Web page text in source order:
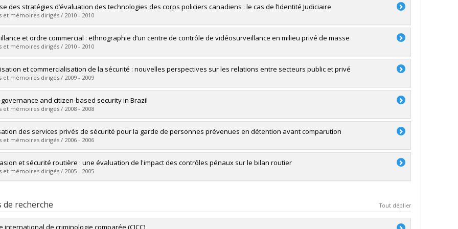
le document dans Papyrus
:Laurin, Patrick
Maîtrise
obtenu :M. Sc.
le document dans Papyrus
des stratégies d’évaluation des technologies des corps policiers canadiens : le cas de l’Identité Judiciaire
et mémoires dirigés / 2010 - 2010
:Beaudoin, Alexandre
Maîtrise
obtenu :M. Sc.
le document dans Papyrus
et ordre commercial : ethnographie d’un centre de contrôle de vidéosurveillance en milieu privé de masse
et mémoires dirigés / 2010 - 2010
:Pratte, Anne-Marie
Maîtrise
obtenu :M. Sc.
le document dans Papyrus
et commercialisation de la sécurité : nouvelles perspectives sur les relations entre secteurs public et privé
et mémoires dirigés / 2009 - 2009
:Mulone, Massimiliano
Doctorat
obtenu :Ph. D.
le document dans Papyrus
and citizen-based security in Brazil
et mémoires dirigés / 2008 - 2008
:Slakmon, Catherine
Doctorat
obtenu :Ph. D.
le document dans Papyrus
des services privés de sécurité pour la garde de personnes prévenues en détention avant comparution
et mémoires dirigés / 2006 - 2006
:Belley, Catherine
Maîtrise
obtenu :M. Sc.
et sécurité routière : une évaluation de l'impact des contrôles pénaux sur le bilan routier
et mémoires dirigés / 2005 - 2005
Doctorat
obtenu :Ph. D.
le document dans Papyrus
de recherche Tout déplier
international de criminologie comparée (CICC)